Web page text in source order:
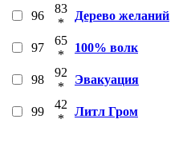
96
83
*
Дерево желаний
97
65
*
100% волк
98
92
*
Эвакуация
99
42
*
Литл Гром